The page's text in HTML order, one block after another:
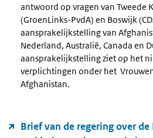
antwoord op vragen van Tweede
(GroenLinks-PvdA) en Boswijk
aansprakelijkstelling van
Nederland, Australië, Canada en
aansprakelijkstelling ziet op het
verplichtingen onder het
Afghanistan.
Brief van de regering over de